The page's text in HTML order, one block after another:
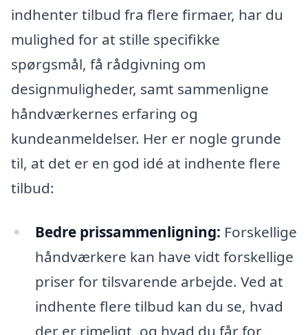
indhenter tilbud fra flere firmaer, har du
mulighed for at stille specifikke
spørgsmål, få rådgivning om
designmuligheder, samt sammenligne
håndværkernes erfaring og
kundeanmeldelser. Her er nogle grunde
til, at det er en god idé at indhente flere
tilbud:
Bedre prissammenligning: Forskellige
håndværkere kan have vidt forskellige
priser for tilsvarende arbejde. Ved at
indhente flere tilbud kan du se, hvad
der er rimeligt, og hvad du får for